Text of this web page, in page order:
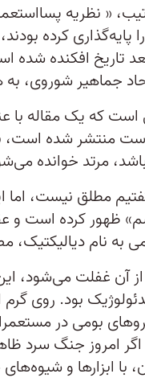
« نظریه
پایه‌گذاری کرده
تاریخ افکنده
جماهیر شوروی،
است که یک مقاله با
منتشر شده است،
مرتد خوانده
مطلق نیست،
ظهور کرده است و
نام دیالیکتیک،
آن غفلت می‌شود،
بود. روی گرم
بومی در
امروز جنگ سرد
با ابزار‌ها و